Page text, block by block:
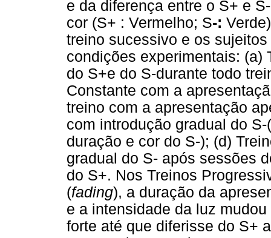
e da diferença entre o S+ e
cor (S+ : Vermelho; S-:
treino sucessivo e os
condições experimentais: (a)
do S+e do S-durante todo
Constante com a
treino com a apresentação
com introdução gradual do
duração e cor do S-); (d)
gradual do S- após sessões
do S+. Nos Treinos
(fading), a duração da
e a intensidade da luz
forte até que diferisse do S+